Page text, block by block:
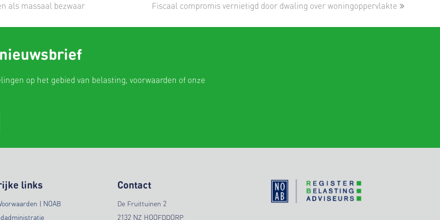
als massaal bezwaar
next
Fiscaal compromis vernietigd door dwaling over woningoppervlakte
op het gebied van belasting, voorwaarden of onze
links
| NOAB
Contact
De Fruittuinen 2
2132 NZ HOOFDDORP